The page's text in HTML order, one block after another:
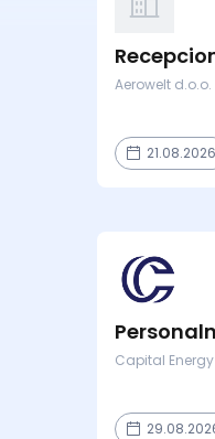
Aerowelt d.o.o.
Capital